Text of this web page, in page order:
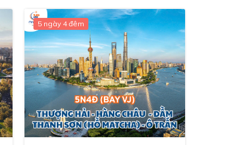
5 ngày 4 đêm